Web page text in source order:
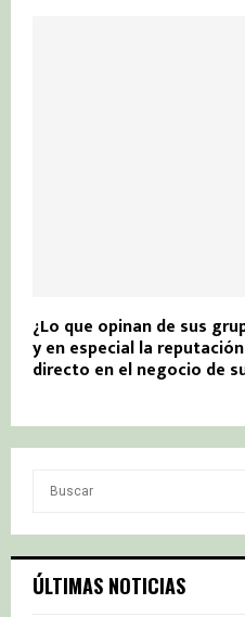
¿Lo que opinan de sus
y en especial la
directo en el negocio de
c
h
ÚLTIMAS NOTICIAS